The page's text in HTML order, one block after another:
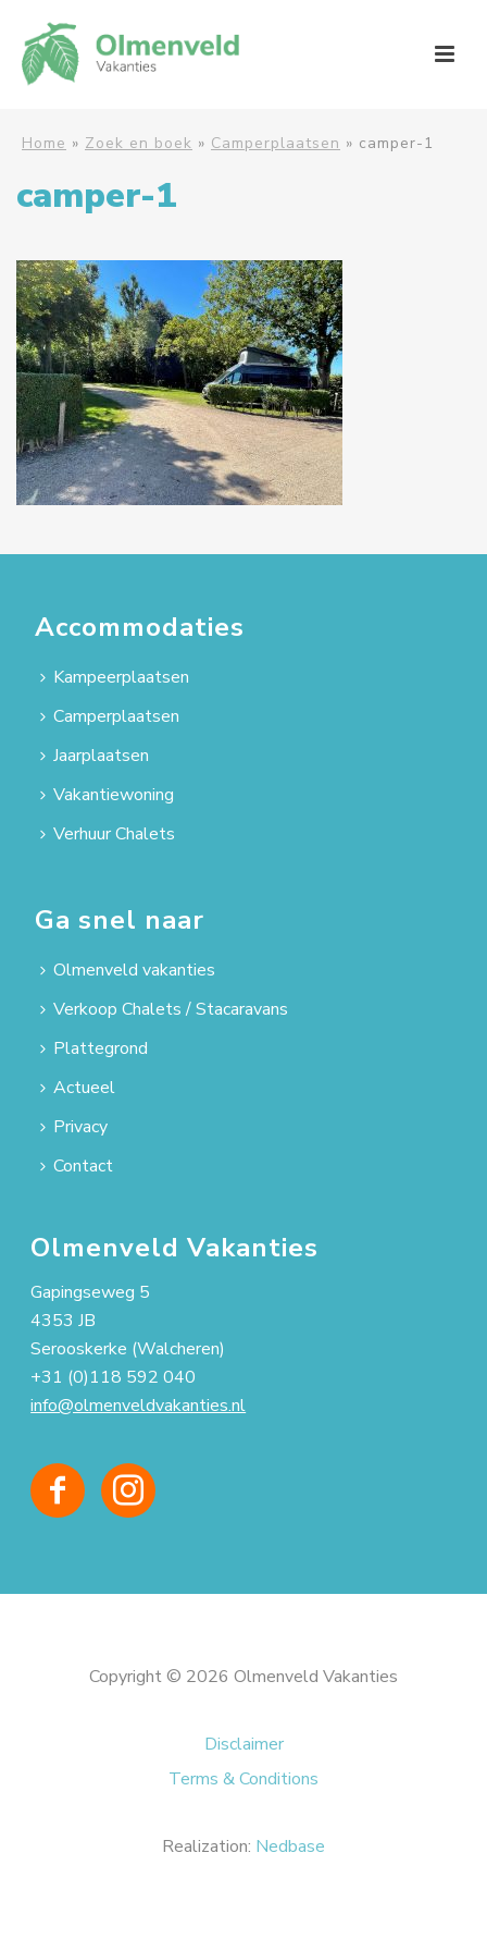
Home » Zoek en boek » Camperplaatsen » camper-1
camper-1
Accommodaties
Kampeerplaatsen
Camperplaatsen
Jaarplaatsen
Vakantiewoning
Verhuur Chalets
Ga snel naar
Olmenveld vakanties
Verkoop Chalets / Stacaravans
Plattegrond
Actueel
Privacy
Contact
Olmenveld Vakanties
Gapingseweg 5
4353 JB
Serooskerke (Walcheren)
+31 (0)118 592 040
info@olmenveldvakanties.nl
Copyright © 2026 Olmenveld Vakanties
Disclaimer
Terms & Conditions
Realization: Nedbase